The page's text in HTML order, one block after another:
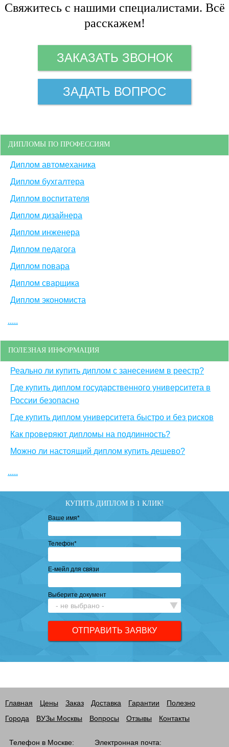
Свяжитесь с нашими специалистами. Всё
расскажем!
ЗАКАЗАТЬ ЗВОНОК
ЗАДАТЬ ВОПРОС
ДИПЛОМЫ ПО ПРОФЕССИЯМ
Диплом автомеханика
Диплом бухгалтера
Диплом воспитателя
Диплом дизайнера
Диплом инженера
Диплом педагога
Диплом повара
Диплом сварщика
Диплом экономиста
.....
ПОЛЕЗНАЯ ИНФОРМАЦИЯ
Реально ли купить диплом с занесением в реестр?
Где купить диплом государственного университета в
России безопасно
Где купить диплом университета быстро и без рисков
Как проверяют дипломы на подлинность?
Можно ли настоящий диплом купить дешево?
.....
КУПИТЬ ДИПЛОМ В 1 КЛИК!
Ваше имя*
Телефон*
Е-мейл для связи
Выберите документ
Главная Цены Заказ Доставка Гарантии
Полезно
Города
ВУЗы Москвы Вопросы Отзывы Контакты
Телефон в Москве: Электронная почта: